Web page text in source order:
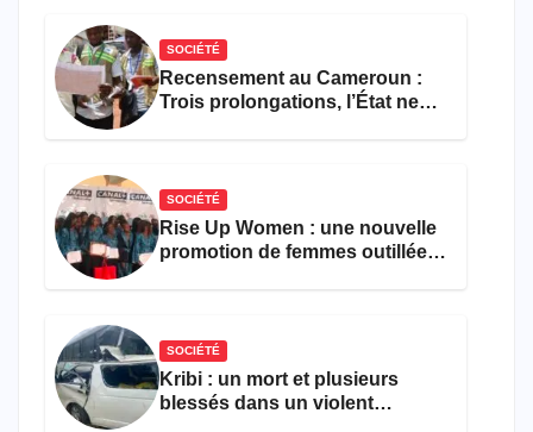
SOCIÉTÉ
Recensement au Cameroun :
Trois prolongations, l’État ne
SOCIÉTÉ
Rise Up Women : une nouvelle
promotion de femmes outillées
SOCIÉTÉ
Kribi : un mort et plusieurs
blessés dans un violent